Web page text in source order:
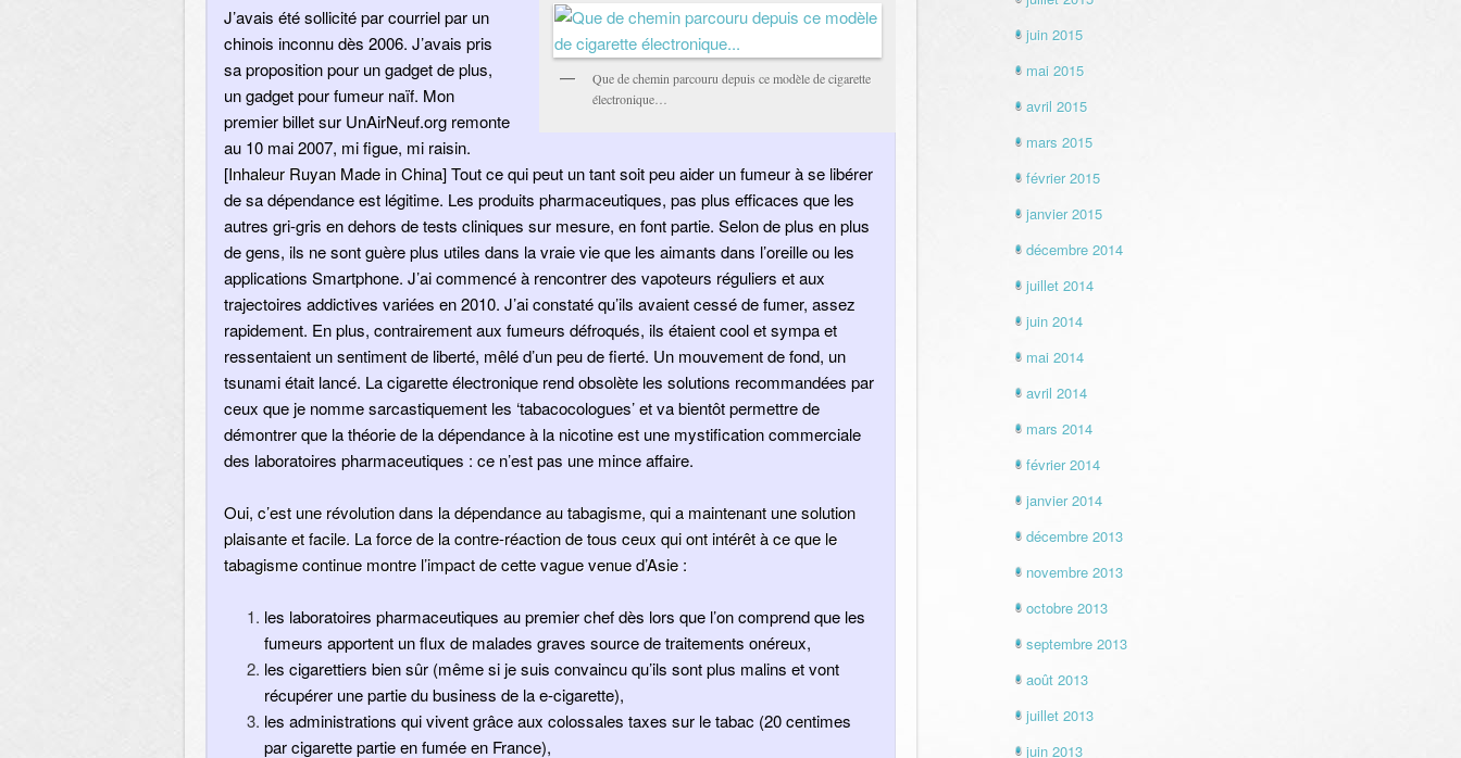
Que de chemin parcouru depuis ce modèle de cigarette
électronique…
J’avais été sollicité par courriel par un
chinois inconnu dès 2006. J’avais pris
sa proposition pour un gadget de plus,
un gadget pour fumeur naïf. Mon
premier billet sur UnAirNeuf.org remonte
au 10 mai 2007, mi figue, mi raisin.
[Inhaleur Ruyan Made in China] Tout ce qui peut un tant soit peu aider un fumeur à se libérer
de sa dépendance est légitime. Les produits pharmaceutiques, pas plus efficaces que les
autres gri-gris en dehors de tests cliniques sur mesure, en font partie. Selon de plus en plus
de gens, ils ne sont guère plus utiles dans la vraie vie que les aimants dans l’oreille ou les
applications Smartphone. J’ai commencé à rencontrer des vapoteurs réguliers et aux
trajectoires addictives variées en 2010. J’ai constaté qu’ils avaient cessé de fumer, assez
rapidement. En plus, contrairement aux fumeurs défroqués, ils étaient cool et sympa et
ressentaient un sentiment de liberté, mêlé d’un peu de fierté. Un mouvement de fond, un
tsunami était lancé. La cigarette électronique rend obsolète les solutions recommandées par
ceux que je nomme sarcastiquement les ‘tabacocologues’ et va bientôt permettre de
démontrer que la théorie de la dépendance à la nicotine est une mystification commerciale
des laboratoires pharmaceutiques : ce n’est pas une mince affaire.
Oui, c’est une révolution dans la dépendance au tabagisme, qui a maintenant une solution
plaisante et facile. La force de la contre-réaction de tous ceux qui ont intérêt à ce que le
tabagisme continue montre l’impact de cette vague venue d’Asie :
les laboratoires pharmaceutiques au premier chef dès lors que l’on comprend que les
fumeurs apportent un flux de malades graves source de traitements onéreux,
les cigarettiers bien sûr (même si je suis convaincu qu’ils sont plus malins et vont
récupérer une partie du business de la e-cigarette),
les administrations qui vivent grâce aux colossales taxes sur le tabac (20 centimes
par cigarette partie en fumée en France),
juin 2015
mai 2015
avril 2015
mars 2015
février 2015
janvier 2015
décembre 2014
juillet 2014
juin 2014
mai 2014
avril 2014
mars 2014
février 2014
janvier 2014
décembre 2013
novembre 2013
octobre 2013
septembre 2013
août 2013
juillet 2013
juin 2013